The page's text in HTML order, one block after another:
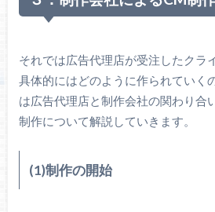
それでは広告代理店が受注したクラ
具体的にはどのように作られていく
は広告代理店と制作会社の関わり合
制作について解説していきます。
(1)制作の開始